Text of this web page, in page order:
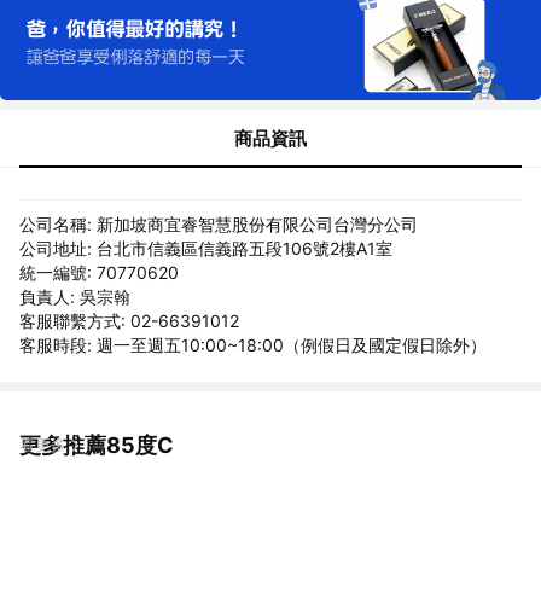
商品資訊
公司名稱: 新加坡商宜睿智慧股份有限公司台灣分公司
公司地址: 台北市信義區信義路五段106號2樓A1室
統一編號: 70770620
負責人: 吳宗翰
客服聯繫方式: 02-66391012
客服時段: 週一至週五10:00~18:00（例假日及國定假日除外）
更多推薦85度C
看更多